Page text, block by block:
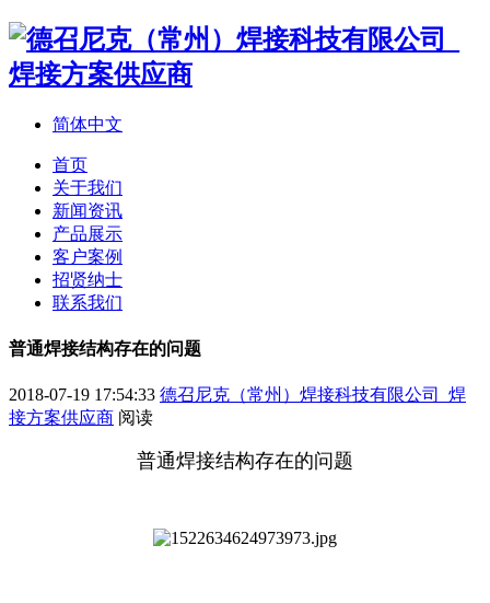
简体中文
首页
关于我们
新闻资讯
产品展示
客户案例
招贤纳士
联系我们
普通焊接结构存在的问题
2018-07-19 17:54:33 德召尼克（常州）焊接科技有限公司_焊
接方案供应商 阅读
普通焊接结构存在的问题